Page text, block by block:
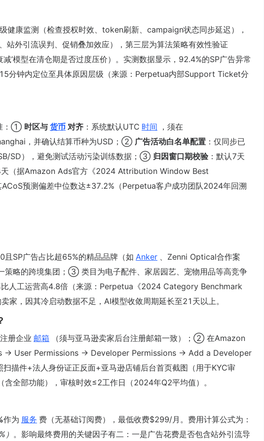
健康监测（检查授权时效、token刷新、campaign状态同步延迟），
站外引流误判、促销叠加效应），第三层为算法策略有效性验证
减’模型在清仓期是否过度压价）。实测数据显示，92.4%的SP广告异常
分钟内定位至具体原因层级（来源：Perpetua内部Support Ticket分
：① 时区与 货币 对齐 ：系统默认UTC 时间 ，须在
，并确认结算币种为USD；② 广告活动白名单配置 ：仅同步已
SB/SD），避免测试活动污染训练数据；③ 归因窗口期校验 ：默认7天
天（据Amazon Ads官方《2024 Attribution Window Best
预测偏差中位数达±37.2%（Perpetua客户成功团队2024年回溯
SP广告占比超65%的精品品牌（如 Anker 、Zenni Optical合作案
略的跨境集团；③ 类目为电子配件、家居园艺、宠物用品等高竞争
人工运营高4.8倍（来源：Perpetua《2024 Category Benchmark
，因其冷启动数据不足，AI模型收敛周期延长至21天以上。
册企业 邮箱
（须与亚马逊卖家后台注册邮箱一致）；② 在Amazon
→ User Permissions → Developer Permissions → Add a Developer
件+法人身份证正反面+亚马逊店铺后台首页截图（用于KYC审
含全部功能），审核时效≤2工作日（2024年Q2平均值）。
作为 服务 费（无基础订阅费），最低收费$299/月。费用计算公式为：
。影响最终费用的关键因子有二：一是广告花费是否包含站外引流导